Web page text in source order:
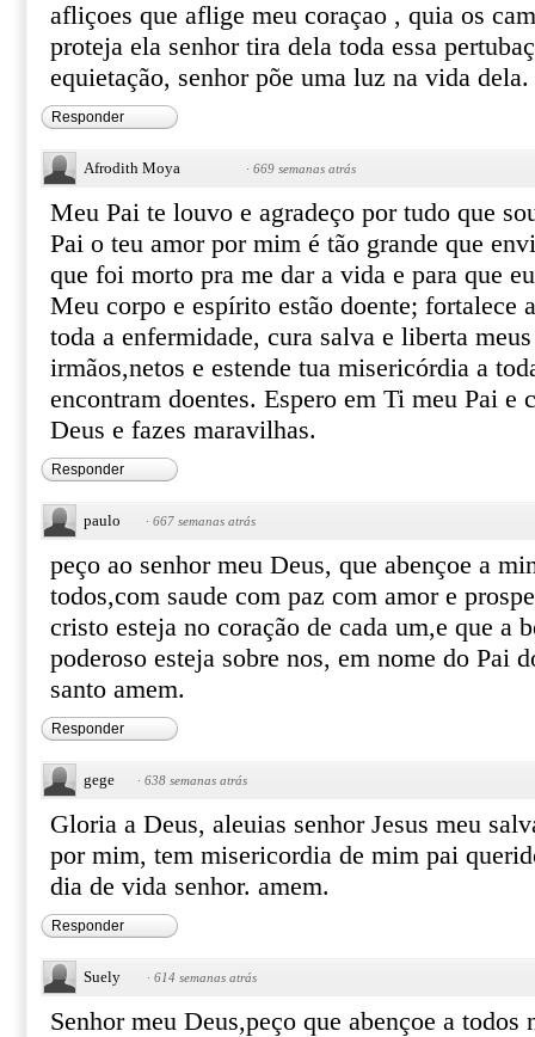
afliçoes que aflige meu coraçao , quia os
proteja ela senhor tira dela toda essa
equietação, senhor põe uma luz na vida
Responder
Afrodith Moya · 669 semanas atrás
Meu Pai te louvo e agradeço por tudo que
Pai o teu amor por mim é tão grande que
que foi morto pra me dar a vida e para que
Meu corpo e espírito estão doente; fortalece
toda a enfermidade, cura salva e liberta
irmãos,netos e estende tua misericórdia a
encontram doentes. Espero em Ti meu Pai e
Deus e fazes maravilhas.
Responder
paulo · 667 semanas atrás
peço ao senhor meu Deus, que abençoe a
todos,com saude com paz com amor e
cristo esteja no coração de cada um,e que a
poderoso esteja sobre nos, em nome do Pai
santo amem.
Responder
gege · 638 semanas atrás
Gloria a Deus, aleuias senhor Jesus meu
por mim, tem misericordia de mim pai
dia de vida senhor. amem.
Responder
Suely · 614 semanas atrás
Senhor meu Deus,peço que abençoe a todos